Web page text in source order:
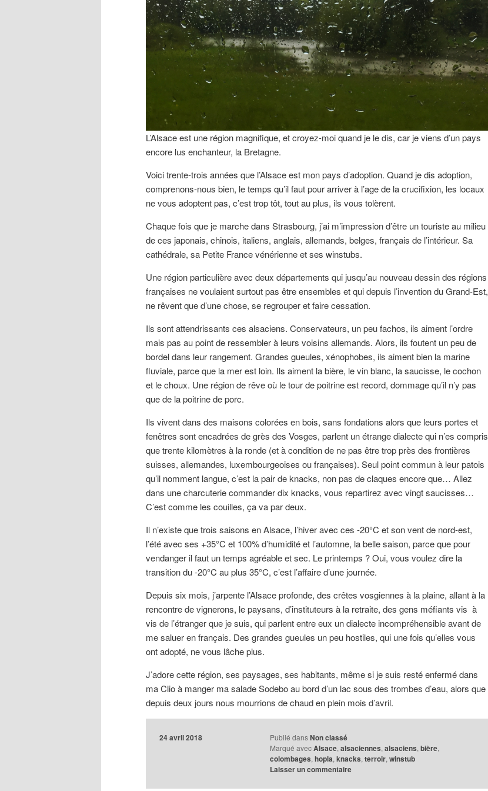
L’Alsace est une région magnifique, et croyez-moi quand je le dis, car je viens d’un pays
encore lus enchanteur, la Bretagne.
Voici trente-trois années que l’Alsace est mon pays d’adoption. Quand je dis adoption,
comprenons-nous bien, le temps qu’il faut pour arriver à l’age de la crucifixion, les locaux
ne vous adoptent pas, c’est trop tôt, tout au plus, ils vous tolèrent.
Chaque fois que je marche dans Strasbourg, j’ai m’impression d’être un touriste au milieu
de ces japonais, chinois, italiens, anglais, allemands, belges, français de l’intérieur. Sa
cathédrale, sa Petite France vénérienne et ses winstubs.
Une région particulière avec deux départements qui jusqu’au nouveau dessin des régions
françaises ne voulaient surtout pas être ensembles et qui depuis l’invention du Grand-Est,
ne rêvent que d’une chose, se regrouper et faire cessation.
Ils sont attendrissants ces alsaciens. Conservateurs, un peu fachos, ils aiment l’ordre
mais pas au point de ressembler à leurs voisins allemands. Alors, ils foutent un peu de
bordel dans leur rangement. Grandes gueules, xénophobes, ils aiment bien la marine
fluviale, parce que la mer est loin. Ils aiment la bière, le vin blanc, la saucisse, le cochon
et le choux. Une région de rêve où le tour de poitrine est record, dommage qu’il n’y pas
que de la poitrine de porc.
Ils vivent dans des maisons colorées en bois, sans fondations alors que leurs portes et
fenêtres sont encadrées de grès des Vosges, parlent un étrange dialecte qui n’es compris
que trente kilomètres à la ronde (et à condition de ne pas être trop près des frontières
suisses, allemandes, luxembourgeoises ou françaises). Seul point commun à leur patois
qu’il nomment langue, c’est la pair de knacks, non pas de claques encore que… Allez
dans une charcuterie commander dix knacks, vous repartirez avec vingt saucisses…
C’est comme les couilles, ça va par deux.
Il n’existe que trois saisons en Alsace, l’hiver avec ces -20°C et son vent de nord-est,
l’été avec ses +35°C et 100% d’humidité et l’automne, la belle saison, parce que pour
vendanger il faut un temps agréable et sec. Le printemps ? Oui, vous voulez dire la
transition du -20°C au plus 35°C, c’est l’affaire d’une journée.
Depuis six mois, j’arpente l’Alsace profonde, des crêtes vosgiennes à la plaine, allant à la
rencontre de vignerons, le paysans, d’instituteurs à la retraite, des gens méfiants vis à
vis de l’étranger que je suis, qui parlent entre eux un dialecte incompréhensible avant de
me saluer en français. Des grandes gueules un peu hostiles, qui une fois qu’elles vous
ont adopté, ne vous lâche plus.
J’adore cette région, ses paysages, ses habitants, même si je suis resté enfermé dans
ma Clio à manger ma salade Sodebo au bord d’un lac sous des trombes d’eau, alors que
depuis deux jours nous mourrions de chaud en plein mois d’avril.
24 avril 2018 Publié dans Non classé
Marqué avec Alsace,alsaciennes,alsaciens,bière,
colombages,hopla,knacks,terroir,winstub
Laisser un commentaire